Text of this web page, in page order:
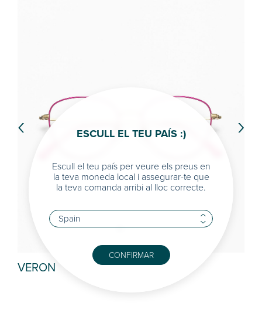
VERON
‹ ›
ESCULL EL TEU PAÍS :)
Escull el teu país per veure els preus en
la teva moneda local i assegurar-te que
la teva comanda arribi al lloc correcte.
CONFIRMAR